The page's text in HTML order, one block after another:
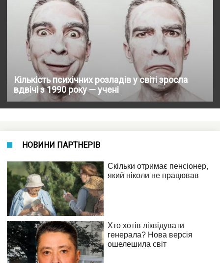
Кількість психічних розладів у світі зросла
вдвічі з 1990 року — учені
НОВИНИ ПАРТНЕРІВ